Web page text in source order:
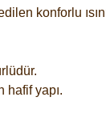
konforlu
hafif yapı.